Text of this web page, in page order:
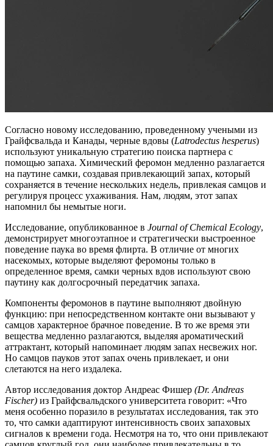
Согласно новому исследованию, проведенному учеными из
Грайфсвальда и Канады, черные вдовы (Latrodectus hesperus)
используют уникальную стратегию поиска партнера с
помощью запаха. Химический феромон медленно разлагается
на паутине самки, создавая привлекающий запах, который
сохраняется в течение нескольких недель, привлекая самцов и
регулируя процесс ухаживания. Нам, людям, этот запах
напомнил бы немытые ноги.
Исследование, опубликованное в Journal of Chemical Ecology,
демонстрирует многоэтапное и стратегически выстроенное
поведение паука во время флирта. В отличие от многих
насекомых, которые выделяют феромоны только в
определенное время, самки черных вдов используют свою
паутину как долгосрочный передатчик запаха.
Компоненты феромонов в паутине выполняют двойную
функцию: при непосредственном контакте они вызывают у
самцов характерное брачное поведение. В то же время эти
вещества медленно разлагаются, выделяя ароматический
аттрактант, который напоминает людям запах несвежих ног.
Но самцов пауков этот запах очень привлекает, и они
слетаются на него издалека.
Автор исследования доктор Андреас Фишер (Dr. Andreas
Fischer) из Грайфсвальдского университета говорит: «Что
меня особенно поразило в результатах исследования, так это
то, что самки адаптируют интенсивность своих запаховых
сигналов к времени года. Несмотря на то, что они привлекают